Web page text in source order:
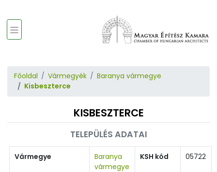
Főoldal Vármegyék
Baranya vármegye
Kisbeszterce
KISBESZTERCE
TELEPÜLÉS ADATAI
Vármegye
Baranya
vármegye
KSH kód 05722